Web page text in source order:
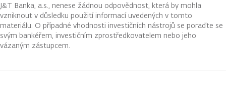
J&T Banka, a.s., nenese žádnou odpovědnost, která by mohla
vzniknout v důsledku použití informací uvedených v tomto
materiálu. O případné vhodnosti investičních nástrojů se poraďte se
svým bankéřem, investičním zprostředkovatelem nebo jeho
vázaným zástupcem.